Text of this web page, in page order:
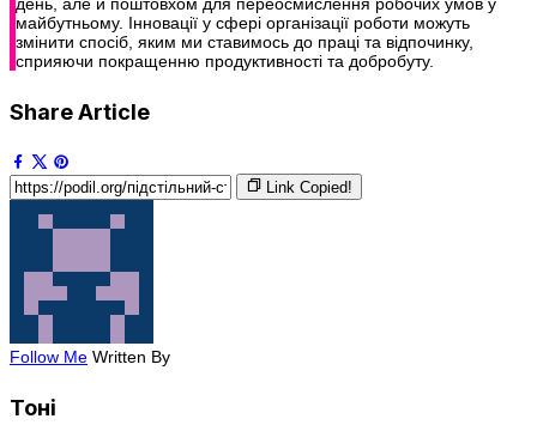
день, але й поштовхом для переосмислення робочих умов у
майбутньому. Інновації у сфері організації роботи можуть
змінити спосіб, яким ми ставимось до праці та відпочинку,
сприяючи покращенню продуктивності та добробуту.
Share Article
Link Copied!
Follow Me Written By
Тоні